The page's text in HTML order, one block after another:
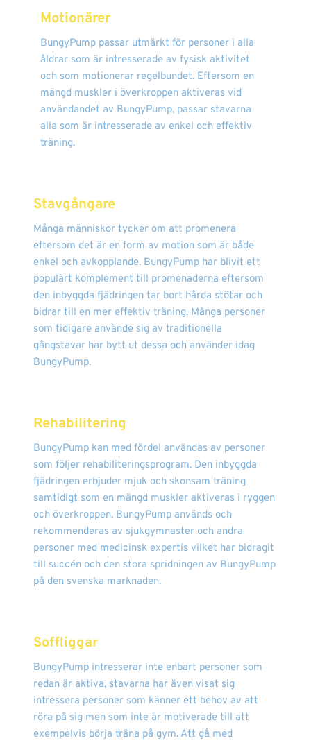
Motionärer
BungyPump passar utmärkt för personer i alla
åldrar som är intresserade av fysisk aktivitet
och som motionerar regelbundet. Eftersom en
mängd muskler i överkroppen aktiveras vid
användandet av BungyPump, passar stavarna
alla som är intresserade av enkel och effektiv
träning.
Stavgångare
Många människor tycker om att promenera
eftersom det är en form av motion som är både
enkel och avkopplande. BungyPump har blivit ett
populärt komplement till promenaderna eftersom
den inbyggda fjädringen tar bort hårda stötar och
bidrar till en mer effektiv träning. Många personer
som tidigare använde sig av traditionella
gångstavar har bytt ut dessa och använder idag
BungyPump.
Rehabilitering
BungyPump kan med fördel användas av personer
som följer rehabiliteringsprogram. Den inbyggda
fjädringen erbjuder mjuk och skonsam träning
samtidigt som en mängd muskler aktiveras i ryggen
och överkroppen. BungyPump används och
rekommenderas av sjukgymnaster och andra
personer med medicinsk expertis vilket har bidragit
till succén och den stora spridningen av BungyPump
på den svenska marknaden.
Soffliggar
BungyPump intresserar inte enbart personer som
redan är aktiva, stavarna har även visat sig
intressera personer som känner ett behov av att
röra på sig men som inte är motiverade till att
exempelvis börja träna på gym. Att gå med